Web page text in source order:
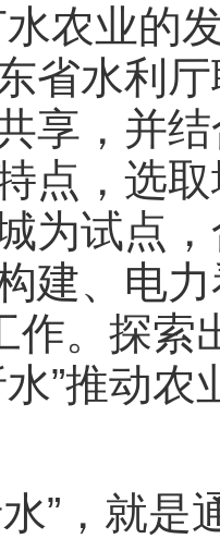
水农业的
省水利
享，并
点，选
为试点
建、电
作。探
”推动
”，就